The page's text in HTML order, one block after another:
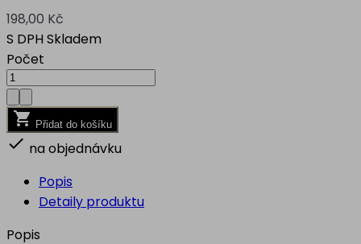
198,00 Kč
S DPHSkladem
Počet
 Přidat do košíku
 na objednávku
Popis
Detaily produktu
Popis